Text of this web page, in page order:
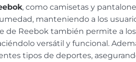
, como camisetas y
manteniendo a los
de Reebok también permite a
versátil y funcional.
tipos de deportes,